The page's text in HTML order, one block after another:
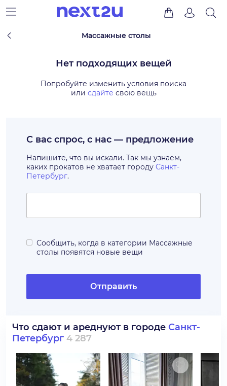
Массажные столы
Нет подходящих вещей
Попробуйте изменить условия поиска
или сдайте свою вещь
С вас спрос, с нас — предложение
Напишите, что вы искали. Так мы узнаем,
каких прокатов не хватает городу Санкт-
Петербург.
Сообщить, когда в категории Массажные
столы появятся новые вещи
Отправить
Что сдают и ареднуют в городе Санкт-
Петербург 4 287